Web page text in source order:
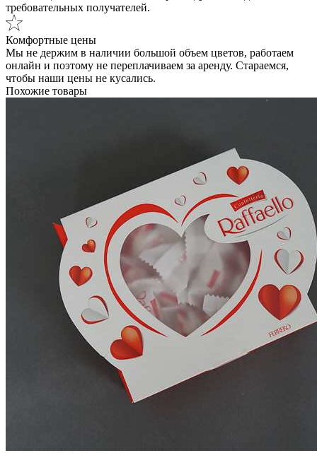
требовательных получателей.
Комфортные цены
Мы не держим в наличии большой объем цветов, работаем
онлайн и поэтому не переплачиваем за аренду. Стараемся,
чтобы наши цены не кусались.
Похожие товары